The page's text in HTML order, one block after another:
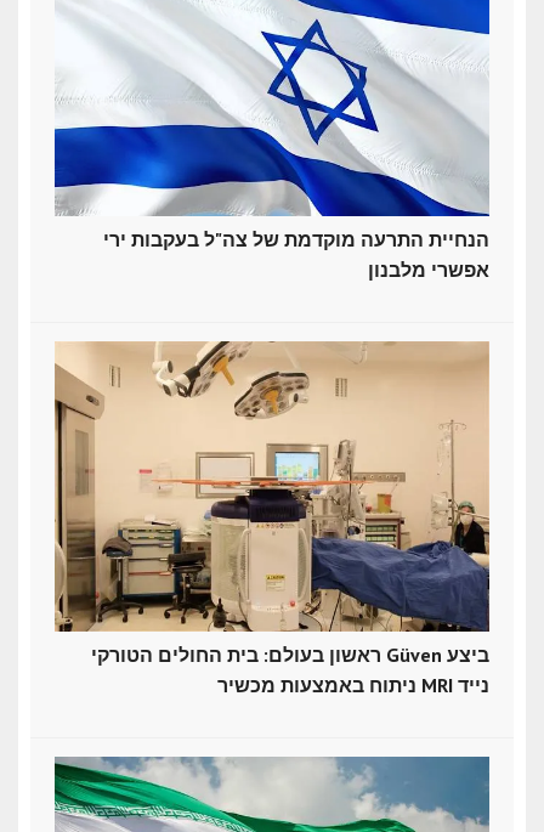
הנחיית התרעה מוקדמת של צה"ל בעקבות ירי
אפשרי מלבנון
ראשון בעולם: בית החולים הטורקי Güven ביצע
ניתוח באמצעות מכשיר MRI נייד